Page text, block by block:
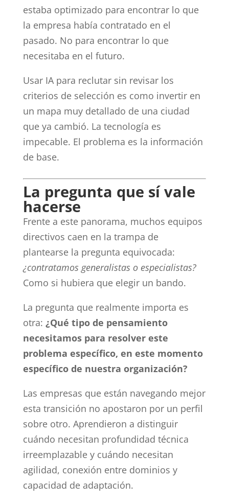
estaba optimizado para encontrar lo que
la empresa había contratado en el
pasado. No para encontrar lo que
necesitaba en el futuro.
Usar IA para reclutar sin revisar los
criterios de selección es como invertir en
un mapa muy detallado de una ciudad
que ya cambió. La tecnología es
impecable. El problema es la información
de base.
La pregunta que sí vale
hacerse
Frente a este panorama, muchos equipos
directivos caen en la trampa de
plantearse la pregunta equivocada:
¿contratamos generalistas o especialistas?
Como si hubiera que elegir un bando.
La pregunta que realmente importa es
otra: ¿Qué tipo de pensamiento
necesitamos para resolver este
problema específico, en este momento
específico de nuestra organización?
Las empresas que están navegando mejor
esta transición no apostaron por un perfil
sobre otro. Aprendieron a distinguir
cuándo necesitan profundidad técnica
irreemplazable y cuándo necesitan
agilidad, conexión entre dominios y
capacidad de adaptación.